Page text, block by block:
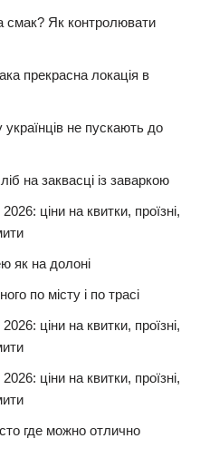
смак? Як контролювати
прекрасна локація в
не пускають до
на заквасці із заваркою
ціни на квитки, проїзні,
як на долоні
по місту і по трасі
ціни на квитки, проїзні,
ціни на квитки, проїзні,
где можно отлично